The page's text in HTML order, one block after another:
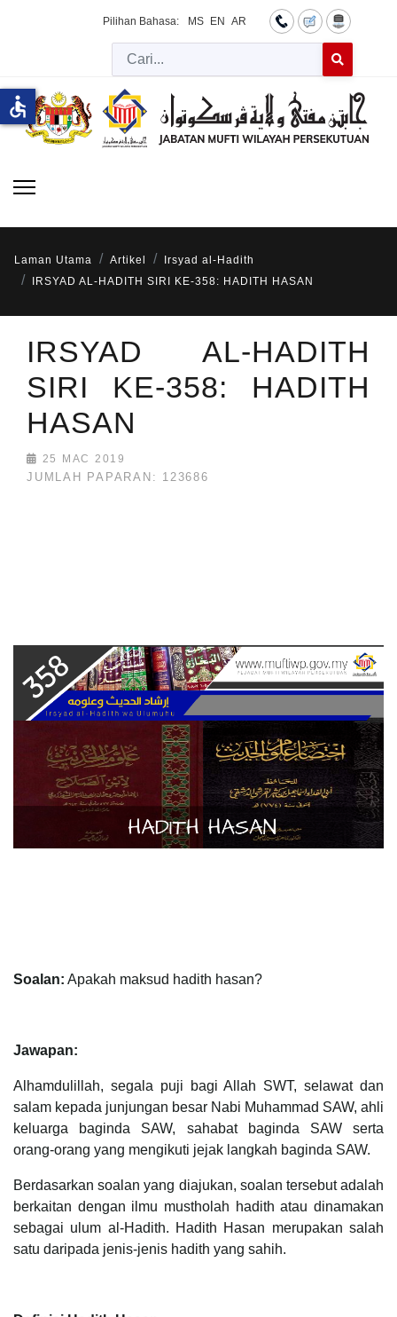
Pilihan Bahasa: MS EN AR
Cari
Laman Utama Artikel
Irsyad al-Hadith
IRSYAD AL-HADITH SIRI KE-358: HADITH HASAN
IRSYAD AL-HADITH
SIRI KE-358: HADITH
HASAN
25 MAC 2019
JUMLAH PAPARAN: 123686
Soalan: Apakah maksud hadith hasan?
Jawapan:
Alhamdulillah, segala puji bagi Allah SWT, selawat dan
salam kepada junjungan besar Nabi Muhammad SAW, ahli
keluarga baginda SAW, sahabat baginda SAW serta
orang-orang yang mengikuti jejak langkah baginda SAW.
Berdasarkan soalan yang diajukan, soalan tersebut adalah
berkaitan dengan ilmu mustholah hadith atau dinamakan
sebagai ulum al-Hadith. Hadith Hasan merupakan salah
satu daripada jenis-jenis hadith yang sahih.
accessible